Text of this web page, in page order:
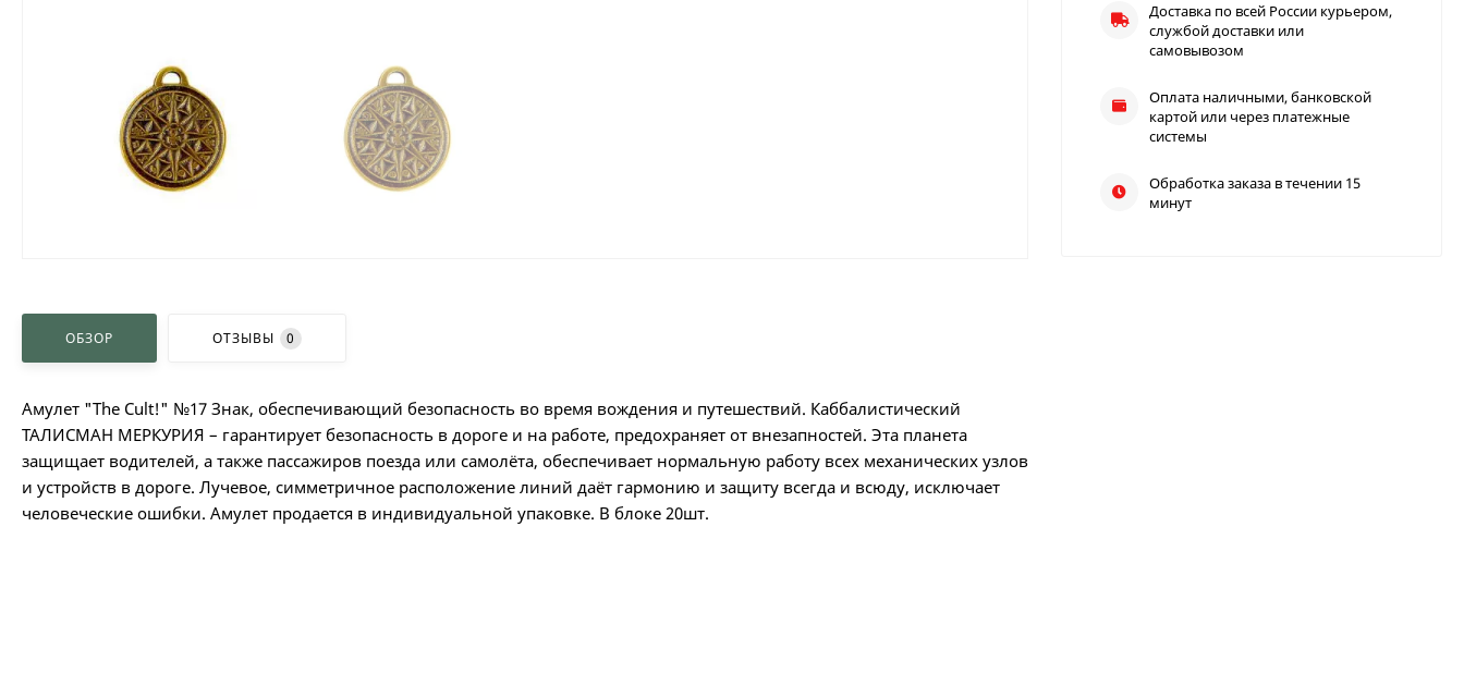
ОБЗОР ОТЗЫВЫ 0
Амулет "The Cult!" №17 Знак, обеспечивающий безопасность во время вождения и путешествий. Каббалистический
ТАЛИСМАН МЕРКУРИЯ – гарантирует безопасность в дороге и на работе, предохраняет от внезапностей. Эта планета
защищает водителей, а также пассажиров поезда или самолёта, обеспечивает нормальную работу всех механических узлов
и устройств в дороге. Лучевое, симметричное расположение линий даёт гармонию и защиту всегда и всюду, исключает
человеческие ошибки. Амулет продается в индивидуальной упаковке. В блоке 20шт.
Доставка по всей России курьером,
службой доставки или
самовывозом
Оплата наличными, банковской
картой или через платежные
системы
Обработка заказа в течении 15
минут